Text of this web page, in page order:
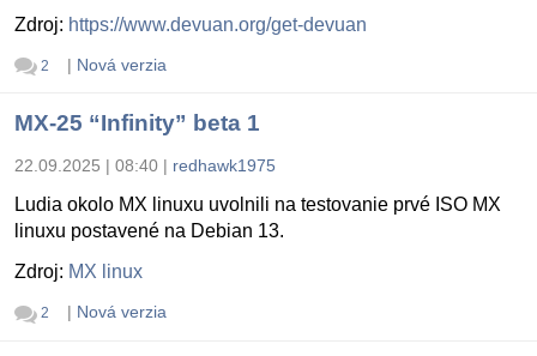
Zdroj: https://www.devuan.org/get-devuan
2 | Nová verzia
MX-25 “Infinity” beta 1
22.09.2025 | 08:40 | redhawk1975
Ludia okolo MX linuxu uvolnili na testovanie prvé ISO MX
linuxu postavené na Debian 13.
Zdroj: MX linux
2 | Nová verzia